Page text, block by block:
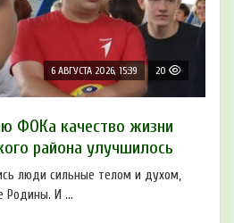
6 АВГУСТА 2026, 15:39 20
ФОКа качество жизни
района улучшилось
люди сильные телом и духом,
Родины. И ...